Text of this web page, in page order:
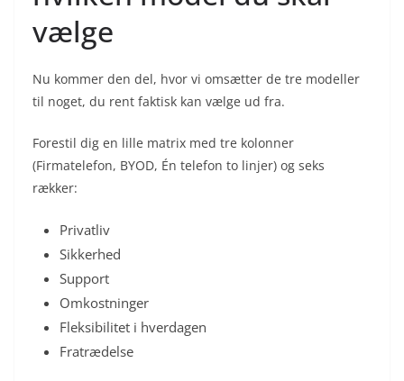
vælge
Nu kommer den del, hvor vi omsætter de tre modeller
til noget, du rent faktisk kan vælge ud fra.
Forestil dig en lille matrix med tre kolonner
(Firmatelefon, BYOD, Én telefon to linjer) og seks
rækker:
Privatliv
Sikkerhed
Support
Omkostninger
Fleksibilitet i hverdagen
Fratrædelse